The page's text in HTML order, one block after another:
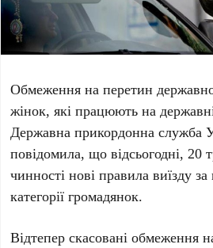
Обмеження на перетин
жінок, які працюють на
Державна прикордонна служба
повідомила, що відсьогодні,20
чинності нові правила виїзду за
категорії громадянок.
Відтепер скасовані обмеження